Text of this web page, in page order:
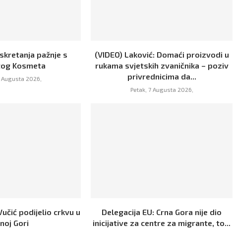
pažnje s
Kosmeta
Augusta 2026,
(VIDEO) Laković: Domaći proizvodi u
rukama svjetskih zvaničnika – poziv
privrednicima da...
Petak, 7 Augusta 2026,
podijelio crkvu u
Gori
Delegacija EU: Crna Gora nije dio
inicijative za centre za migrante, to...